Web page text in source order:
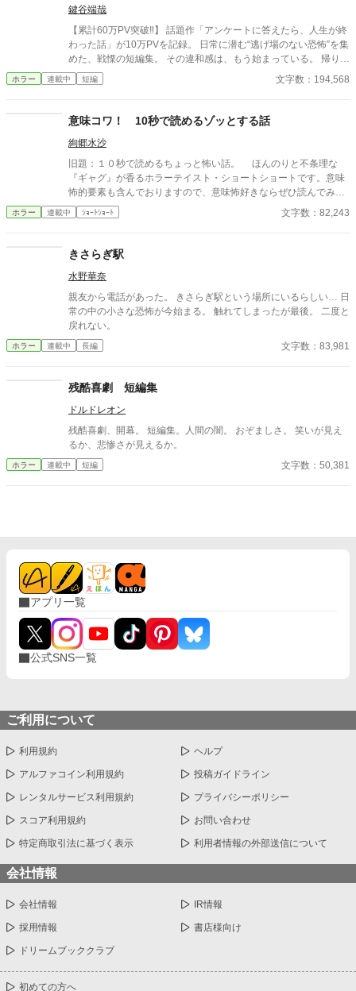
鍵谷端哉
【累計60万PV突破‼】 話題作「アンケートに答えたら、人生が終
わった話」が10万PVを記録。 日常に潜む“逃げ場のない恐怖”を集
めた、戦慄の短編集。 その違和感は、もう始まっている。 帰り
道、誰もいないはずの部屋、何気ない会話。 どこにでもある日常
が、ある瞬間、取り返しのつかない異常へと変わる。 意味が分か
て、最後の一行で現実がひっくり返る話。 1話1000〜2000文字。
隙間時間で読める短編ながら、 読み終えたあと、ふとした静寂が
怖くなる。 これはすべて、どこかで起きていてもおかしくない
話。 ――あなたのすぐ隣でも。 洒落にならない実話風・創作ホラ
ー。
ホラー 連載中 短編 文字数：194,568
意味コワ！ 10秒で読めるゾッとする話
絢郷水沙
旧題：１０秒で読めるちょっと怖い話。 ほんのりと不条理な
『ギャグ』が香るホラーテイスト・ショートショートです。意味
怖的要素も含んでおりますので、意味怖好きならぜひ読んでみて
ください。
ホラー 連載中 ｼｮｰﾄｼｮｰﾄ 文字数：82,243
きさらぎ駅
水野華奈
親友から電話があった。 きさらぎ駅という場所にいるらしい… 日
常の中の小さな恐怖が今始まる。 触れてしまったが最後。 二度と
戻れない。
ホラー 連載中 長編 文字数：83,981
残酷喜劇 短編集
ドルドレオン
残酷喜劇、開幕。 短編集。人間の闇。 おぞましさ。 笑いが見え
るか、悲惨さが見えるか。
ホラー 連載中 短編 文字数：50,381
アプリ一覧
公式SNS一覧
ご利用について
利用規約 ヘルプ
アルファコイン利用規約 投稿ガイドライン
レンタルサービス利用規約 プライバシーポリシー
スコア利用規約 お問い合わせ
特定商取引法に基づく表示 利用者情報の外部送信について
会社情報
会社情報 IR情報
採用情報 書店様向け
ドリームブッククラブ
初めての方へ